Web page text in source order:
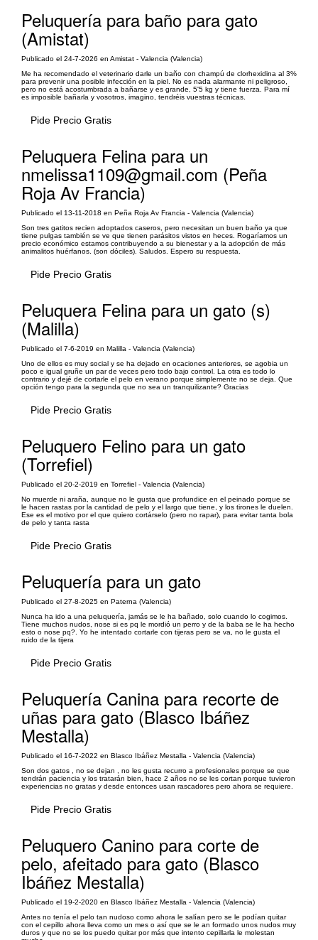
Peluquería para baño para gato
(Amistat)
Publicado el 24-7-2026 en Amistat - Valencia (Valencia)
Me ha recomendado el veterinario darle un baño con champú de clorhexidina al 3%
para prevenir una posible infección en la piel. No es nada alarmante ni peligroso,
pero no está acostumbrada a bañarse y es grande, 5'5 kg y tiene fuerza. Para mí
es imposible bañarla y vosotros, imagino, tendréis vuestras técnicas.
Pide Precio Gratis
Peluquera Felina para un
nmelissa1109@gmail.com (Peña
Roja Av Francia)
Publicado el 13-11-2018 en Peña Roja Av Francia - Valencia (Valencia)
Son tres gatitos recien adoptados caseros, pero necesitan un buen baño ya que
tiene pulgas también se ve que tienen parásitos vistos en heces. Rogaríamos un
precio económico estamos contribuyendo a su bienestar y a la adopción de más
animalitos huérfanos. (son dóciles). Saludos. Espero su respuesta.
Pide Precio Gratis
Peluquera Felina para un gato (s)
(Malilla)
Publicado el 7-6-2019 en Malilla - Valencia (Valencia)
Uno de ellos es muy social y se ha dejado en ocaciones anteriores, se agobia un
poco e igual gruñe un par de veces pero todo bajo control. La otra es todo lo
contrario y dejé de cortarle el pelo en verano porque simplemente no se deja. Que
opción tengo para la segunda que no sea un tranquilizante? Gracias
Pide Precio Gratis
Peluquero Felino para un gato
(Torrefiel)
Publicado el 20-2-2019 en Torrefiel - Valencia (Valencia)
No muerde ni araña, aunque no le gusta que profundice en el peinado porque se
le hacen rastas por la cantidad de pelo y el largo que tiene, y los tirones le duelen.
Ese es el motivo por el que quiero cortárselo (pero no rapar), para evitar tanta bola
de pelo y tanta rasta
Pide Precio Gratis
Peluquería para un gato
Publicado el 27-8-2025 en Paterna (Valencia)
Nunca ha ido a una peluquería, jamás se le ha bañado, solo cuando lo cogimos.
Tiene muchos nudos, nose si es pq le mordió un perro y de la baba se le ha hecho
esto o nose pq?. Yo he intentado cortarle con tijeras pero se va, no le gusta el
ruido de la tijera
Pide Precio Gratis
Peluquería Canina para recorte de
uñas para gato (Blasco Ibáñez
Mestalla)
Publicado el 16-7-2022 en Blasco Ibáñez Mestalla - Valencia (Valencia)
Son dos gatos , no se dejan , no les gusta recurro a profesionales porque se que
tendrán paciencia y los tratarán bien, hace 2 años no se les cortan porque tuvieron
experiencias no gratas y desde entonces usan rascadores pero ahora se requiere.
Pide Precio Gratis
Peluquero Canino para corte de
pelo, afeitado para gato (Blasco
Ibáñez Mestalla)
Publicado el 19-2-2020 en Blasco Ibáñez Mestalla - Valencia (Valencia)
Antes no tenía el pelo tan nudoso como ahora le salían pero se le podían quitar
con el cepillo ahora lleva como un mes o así que se le an formado unos nudos muy
duros y que no se los puedo quitar por más que intento cepillarla le molestan